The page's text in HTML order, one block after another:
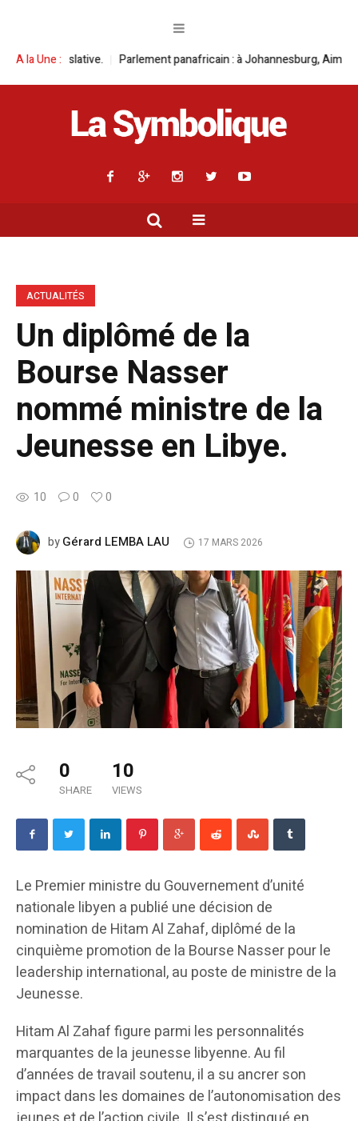
A la Une :
Parlement panafricain : à Johannesburg, Aimé Boji Sangara multiplie
ACTUALITÉS
Un diplômé de la
Bourse Nasser
nommé ministre de la
Jeunesse en Libye.
10 0 0
byGérard LEMBA LAU 17 MARS 2026
0
SHARE
10
VIEWS
Le Premier ministre du Gouvernement d’unité
nationale libyen a publié une décision de
nomination de Hitam Al Zahaf, diplômé de la
cinquième promotion de la Bourse Nasser pour le
leadership international, au poste de ministre de la
Jeunesse.
Hitam Al Zahaf figure parmi les personnalités
marquantes de la jeunesse libyenne. Au fil
d’années de travail soutenu, il a su ancrer son
impact dans les domaines de l’autonomisation des